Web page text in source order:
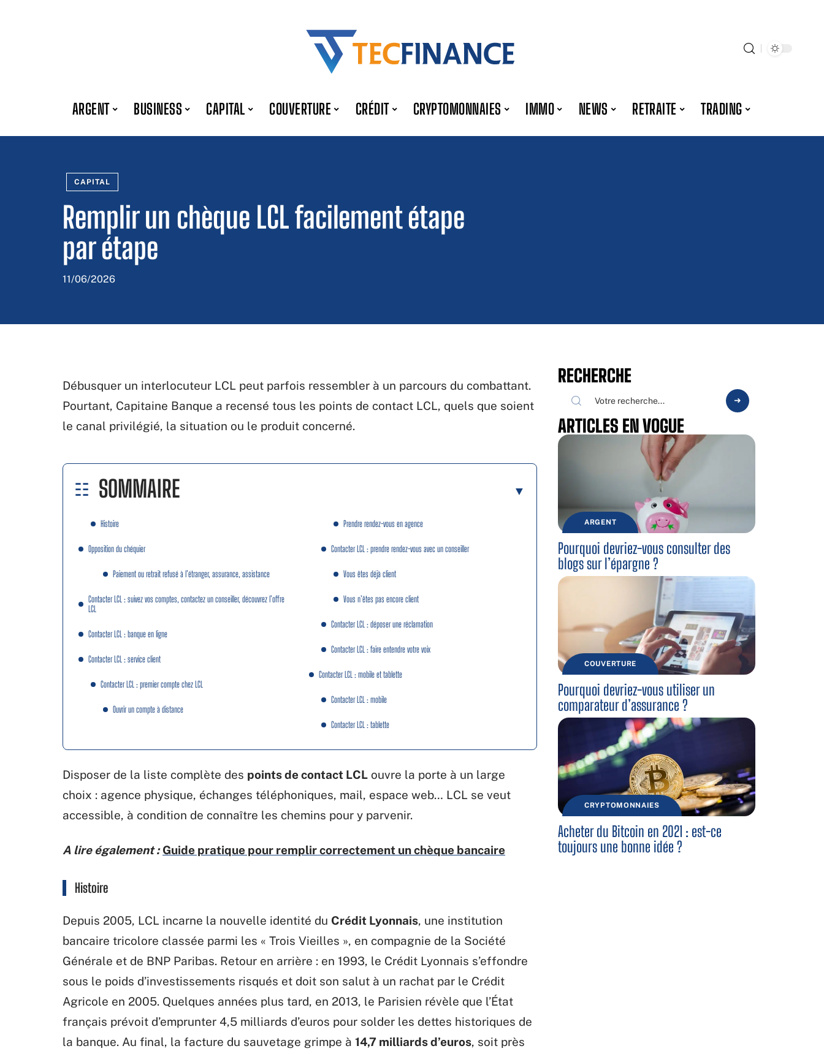
ARGENT BUSINESS CAPITAL COUVERTURE CRÉDIT CRYPTOMONNAIES IMMO NEWS RETRAITE TRADING
CAPITAL
Remplir un chèque LCL facilement étape
par étape
11/06/2026
Débusquer un interlocuteur LCL peut parfois ressembler à un parcours du combattant.
Pourtant, Capitaine Banque a recensé tous les points de contact LCL, quels que soient
le canal privilégié, la situation ou le produit concerné.
SOMMAIRE
Histoire
Opposition du chéquier
Paiement ou retrait refusé à l’étranger, assurance, assistance
Contacter LCL : suivez vos comptes, contactez un conseiller, découvrez l’offre
LCL
Contacter LCL : banque en ligne
Contacter LCL : service client
Contacter LCL : premier compte chez LCL
Ouvrir un compte à distance
Prendre rendez-vous en agence
Contacter LCL : prendre rendez-vous avec un conseiller
Vous êtes déjà client
Vous n’êtes pas encore client
Contacter LCL : déposer une réclamation
Contacter LCL : faire entendre votre voix
Contacter LCL : mobile et tablette
Contacter LCL : mobile
Contacter LCL : tablette
Disposer de la liste complète des points de contact LCL ouvre la porte à un large
choix : agence physique, échanges téléphoniques, mail, espace web… LCL se veut
accessible, à condition de connaître les chemins pour y parvenir.
A lire également : Guide pratique pour remplir correctement un chèque bancaire
Histoire
Depuis 2005, LCL incarne la nouvelle identité du Crédit Lyonnais, une institution
bancaire tricolore classée parmi les « Trois Vieilles », en compagnie de la Société
Générale et de BNP Paribas. Retour en arrière : en 1993, le Crédit Lyonnais s’effondre
sous le poids d’investissements risqués et doit son salut à un rachat par le Crédit
Agricole en 2005. Quelques années plus tard, en 2013, le Parisien révèle que l’État
français prévoit d’emprunter 4,5 milliards d’euros pour solder les dettes historiques de
la banque. Au final, la facture du sauvetage grimpe à 14,7 milliards d’euros, soit près
RECHERCHE
ARTICLES EN VOGUE
ARGENT
Pourquoi devriez-vous consulter des
blogs sur l’épargne ?
COUVERTURE
Pourquoi devriez-vous utiliser un
comparateur d’assurance ?
CRYPTOMONNAIES
Acheter du Bitcoin en 2021 : est-ce
toujours une bonne idée ?